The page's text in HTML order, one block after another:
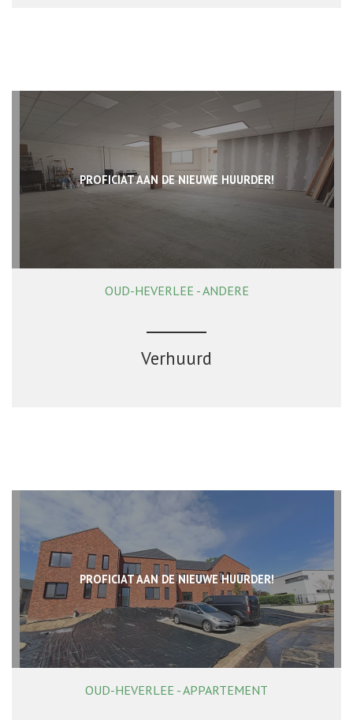
PROFICIAT AAN DE NIEUWE HUURDER!
138 m²
OUD-HEVERLEE - ANDERE
Verhuurd
PROFICIAT AAN DE NIEUWE HUURDER!
81 m² 1 1 Ja
OUD-HEVERLEE - APPARTEMENT